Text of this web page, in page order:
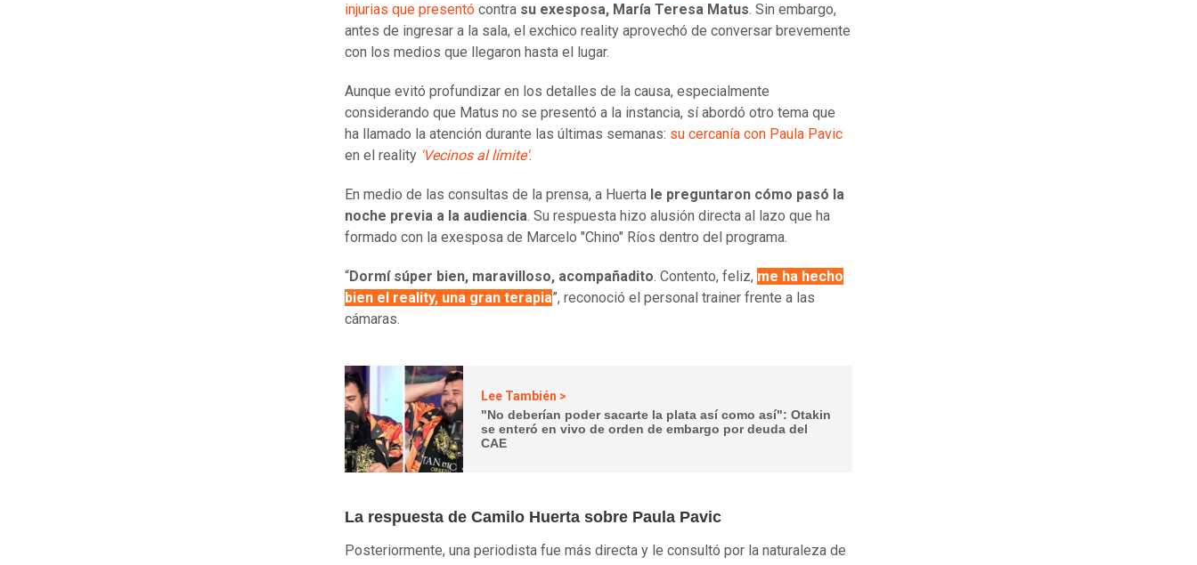
injurias que presentó contra su exesposa, María Teresa Matus. Sin embargo,
antes de ingresar a la sala, el exchico reality aprovechó de conversar brevemente
con los medios que llegaron hasta el lugar.
Aunque evitó profundizar en los detalles de la causa, especialmente
considerando que Matus no se presentó a la instancia, sí abordó otro tema que
ha llamado la atención durante las últimas semanas: su cercanía con Paula Pavic
en el reality 'Vecinos al límite'.
En medio de las consultas de la prensa, a Huerta le preguntaron cómo pasó la
noche previa a la audiencia. Su respuesta hizo alusión directa al lazo que ha
formado con la exesposa de Marcelo "Chino" Ríos dentro del programa.
“Dormí súper bien, maravilloso, acompañadito. Contento, feliz, me ha hecho
bien el reality, una gran terapia”, reconoció el personal trainer frente a las
cámaras.
Lee También >
"No deberían poder sacarte la plata así como así": Otakin
se enteró en vivo de orden de embargo por deuda del
CAE
La respuesta de Camilo Huerta sobre Paula Pavic
Posteriormente, una periodista fue más directa y le consultó por la naturaleza de